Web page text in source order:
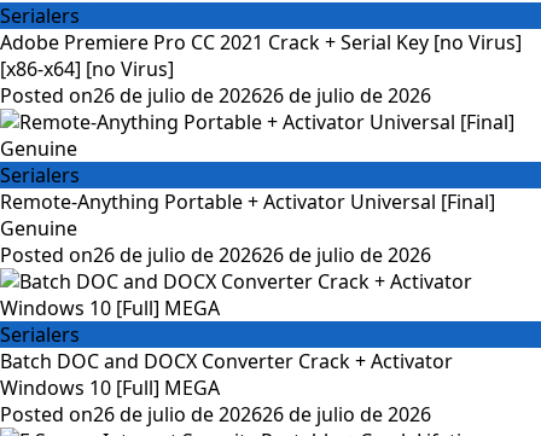
Serialers
Adobe Premiere Pro CC 2021 Crack + Serial Key [no Virus]
[x86-x64] [no Virus]
Posted on26 de julio de 202626 de julio de 2026
Serialers
Remote-Anything Portable + Activator Universal [Final]
Genuine
Posted on26 de julio de 202626 de julio de 2026
Serialers
Batch DOC and DOCX Converter Crack + Activator
Windows 10 [Full] MEGA
Posted on26 de julio de 202626 de julio de 2026